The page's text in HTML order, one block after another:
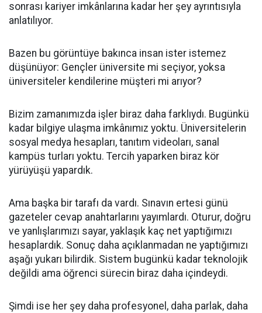
sonrası kariyer imkânlarına kadar her şey ayrıntısıyla
anlatılıyor.
Bazen bu görüntüye bakınca insan ister istemez
düşünüyor: Gençler üniversite mi seçiyor, yoksa
üniversiteler kendilerine müşteri mi arıyor?
Bizim zamanımızda işler biraz daha farklıydı. Bugünkü
kadar bilgiye ulaşma imkânımız yoktu. Üniversitelerin
sosyal medya hesapları, tanıtım videoları, sanal
kampüs turları yoktu. Tercih yaparken biraz kör
yürüyüşü yapardık.
Ama başka bir tarafı da vardı. Sınavın ertesi günü
gazeteler cevap anahtarlarını yayımlardı. Oturur, doğru
ve yanlışlarımızı sayar, yaklaşık kaç net yaptığımızı
hesaplardık. Sonuç daha açıklanmadan ne yaptığımızı
aşağı yukarı bilirdik. Sistem bugünkü kadar teknolojik
değildi ama öğrenci sürecin biraz daha içindeydi.
Şimdi ise her şey daha profesyonel, daha parlak, daha